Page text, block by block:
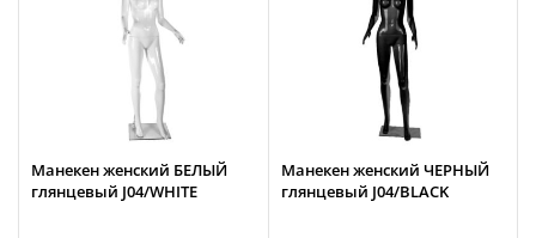
Манекен женский БЕЛЫЙ
глянцевый J04/WHITE
Манекен женский ЧЕРНЫЙ
глянцевый J04/BLACK